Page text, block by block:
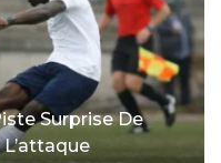
Surprise De